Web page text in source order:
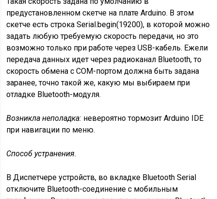
предустановленном скетче на плате Arduino. В этом
скетче есть строка Serial.begin(19200), в которой можно
задать любую требуемую скорость передачи, но это
возможно только при работе через USB-кабель. Ежели
передача данных идет через радиоканал Bluetooth, то
скорость обмена с COM-портом должна быть задана
заранее, точно такой же, какую мы выбираем при
отладке Bluetooth-модуля.
Возникла неполадка: невероятно тормозит Arduino IDE
при навигации по меню.
Способ устранения.
В Диспетчере устройств, во вкладке Bluetooth Serial
отключите Bluetooth-соединение с мобильным